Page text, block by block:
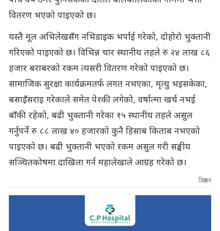
वितरण भएको पाइएको छ।
यस्तै मूल अभिलेखसँग नभिडाइक भर्पाई गरेको, दोहोरो भुक्तानी
गरिएको पाइएको छ। विभिन्न चार स्थानीय तहले रु २४ लाख ८६
हजार बराबरको रकम त्यसरी वितरण गरेको पाइएको छ।
सामाजिक सुरक्षा कार्यक्रमतर्फ लगत नभएका, मृत्यु भइसकेका,
बसाइँसराइ गरेकाले समेत पेश्की लगेको, वर्षात्मा खर्च नभई
बाँकी रहेको, बढी भुक्तानी गरेका १५ स्थानीय तहले असुल
गर्नुपर्ने रु ८८ लाख ४० हजारको कुनै हिसाब किताब नभएको
पाइएको छ। बढी भुक्तानी भएको रकम असुल गरी सङ्घीय
सञ्चितकोषमा दाखिला गर्न महालेखाले आग्रह गरेको छ।
विज्ञापन